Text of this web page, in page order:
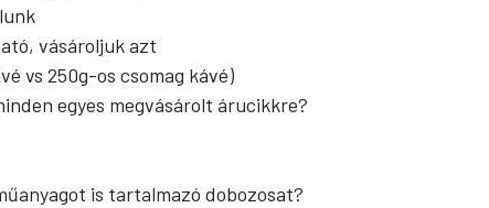
vásároljuk azt
vs 250g-os csomag kávé)
egyes megvásárolt árucikkre?
is tartalmazó dobozosat?